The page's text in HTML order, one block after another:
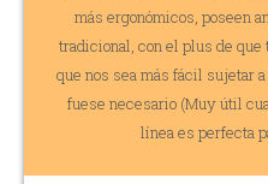
más ergonómicos, poseen
tradicional, con el plus de que
que nos sea más fácil sujetar
fuese necesario (Muy útil
línea es perfecta